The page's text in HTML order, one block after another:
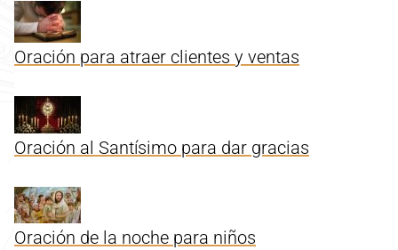
Oración para atraer clientes y ventas
Oración al Santísimo para dar gracias
Oración de la noche para niños